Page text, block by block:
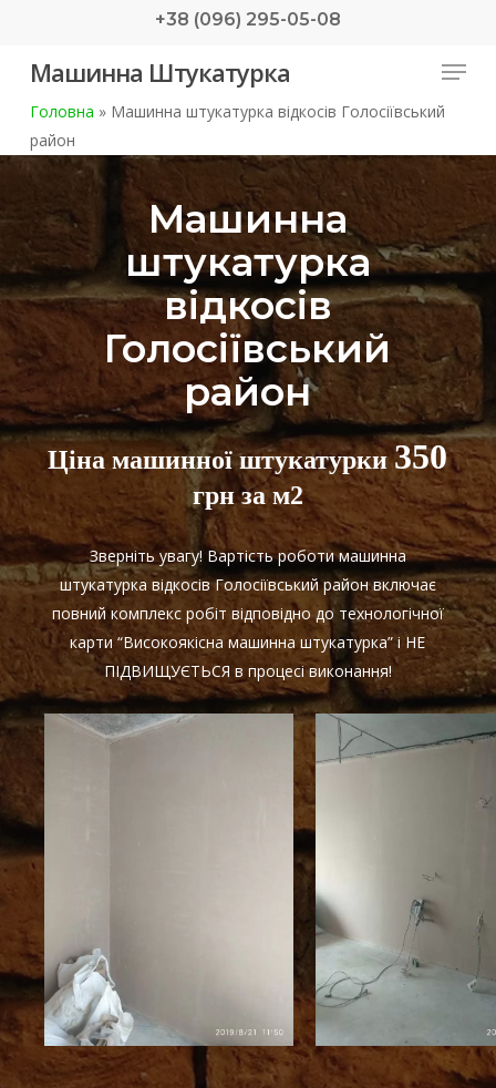
main
+38 (096) 295-05-08
Машинна Штукатурка Menu
Головна »Машинна штукатурка відкосів Голосіївський
район
Машинна
штукатурка
відкосів
Голосіївський
район
Ціна машинної штукатурки350
грн за м2
Зверніть увагу! Вартість роботи машинна
штукатурка відкосів Голосіївський район включає
повний комплекс робіт відповідно до технологічної
карти “Високоякісна машинна штукатурка” і НЕ
ПІДВИЩУЄТЬСЯ в процесі виконання!